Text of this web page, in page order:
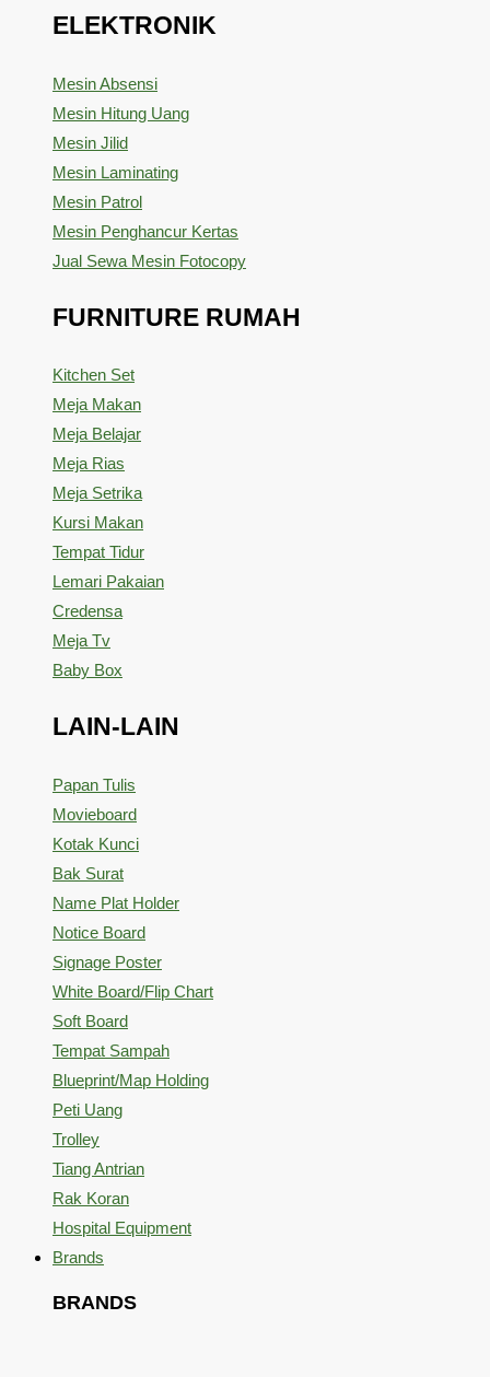
ELEKTRONIK
Mesin Absensi
Mesin Hitung Uang
Mesin Jilid
Mesin Laminating
Mesin Patrol
Mesin Penghancur Kertas
Jual Sewa Mesin Fotocopy
FURNITURE RUMAH
Kitchen Set
Meja Makan
Meja Belajar
Meja Rias
Meja Setrika
Kursi Makan
Tempat Tidur
Lemari Pakaian
Credensa
Meja Tv
Baby Box
LAIN-LAIN
Papan Tulis
Movieboard
Kotak Kunci
Bak Surat
Name Plat Holder
Notice Board
Signage Poster
White Board/Flip Chart
Soft Board
Tempat Sampah
Blueprint/Map Holding
Peti Uang
Trolley
Tiang Antrian
Rak Koran
Hospital Equipment
Brands
BRANDS